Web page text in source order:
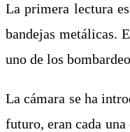
La primera lectura
bandejas metálicas.
uno de los
La cámara se ha
futuro, eran cada